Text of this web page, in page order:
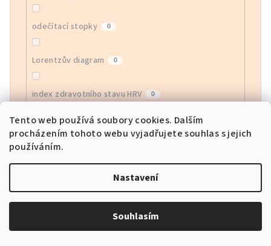
Tento web používá soubory cookies. Dalším
procházením tohoto webu vyjadřujete souhlas s jejich
používáním.
Nastavení
Souhlasím
odečítací stopky 0
Lorentzův diagram 0
index zdravotního stavu HRV 0
monitor EGG
monitor krevního kyslíku 0
sledování srdeční frekvence APP 0
sportovní režimy 0